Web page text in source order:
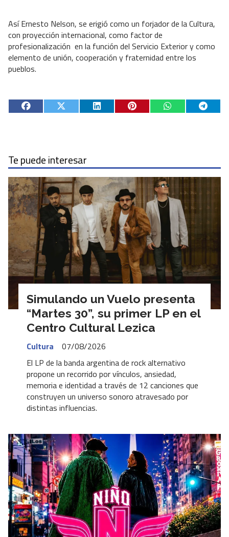
Así Ernesto Nelson, se erigió como un forjador de la Cultura,
con proyección internacional, como factor de
profesionalización en la función del Servicio Exterior y como
elemento de unión, cooperación y fraternidad entre los
pueblos.
Te puede interesar
Simulando un Vuelo presenta
“Martes 30”, su primer LP en el
Centro Cultural Lezica
Cultura
07/08/2026
El LP de la banda argentina de rock alternativo
propone un recorrido por vínculos, ansiedad,
memoria e identidad a través de 12 canciones que
construyen un universo sonoro atravesado por
distintas influencias.